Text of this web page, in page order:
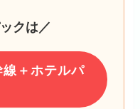
クは／
＋ホテルパ